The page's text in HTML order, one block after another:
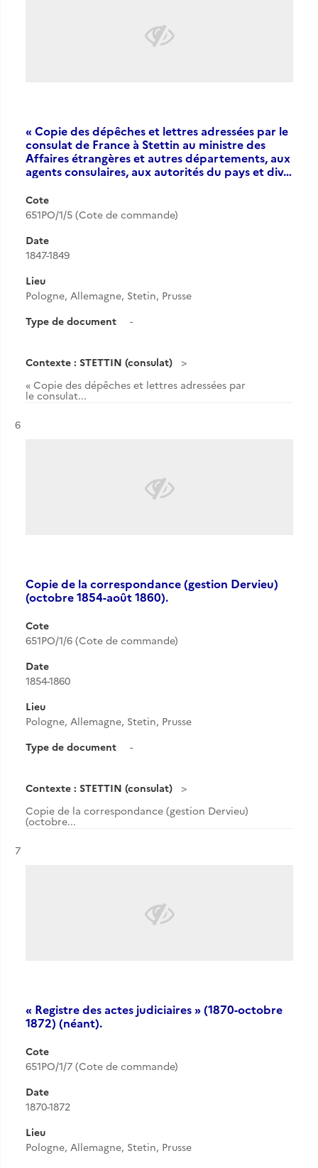
« Copie des dépêches et lettres adressées par le
consulat de France à Stettin au ministre des
Affaires étrangères et autres départements, aux
agents consulaires, aux autorités du pays et div…
Cote
651PO/1/5 (Cote de commande)
Date
1847-1849
Lieu
Pologne, Allemagne, Stetin, Prusse
Type de document
-
Contexte : STETTIN (consulat)
« Copie des dépêches et lettres adressées par
le consulat...
Résultat n°
6
Copie de la correspondance (gestion Dervieu)
(octobre 1854-août 1860).
Cote
651PO/1/6 (Cote de commande)
Date
1854-1860
Lieu
Pologne, Allemagne, Stetin, Prusse
Type de document
-
Contexte : STETTIN (consulat)
Copie de la correspondance (gestion Dervieu)
(octobre...
Résultat n°
7
« Registre des actes judiciaires » (1870-octobre
1872) (néant).
Cote
651PO/1/7 (Cote de commande)
Date
1870-1872
Lieu
Pologne, Allemagne, Stetin, Prusse